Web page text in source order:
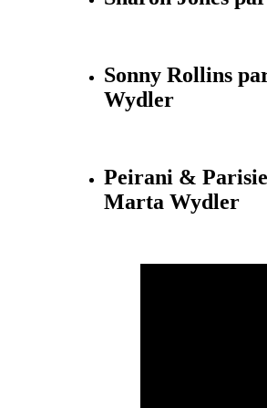
Sonny Rollins
Wydler
Peirani &
Marta Wydler